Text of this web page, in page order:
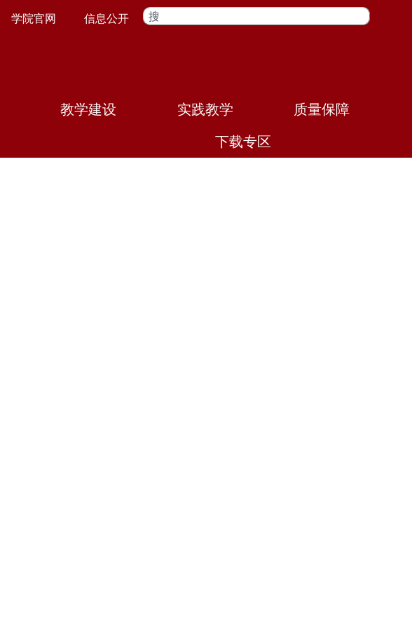
搜
索
学院官网 信息公开
教学建设 实践教学
质量保障
下载专区